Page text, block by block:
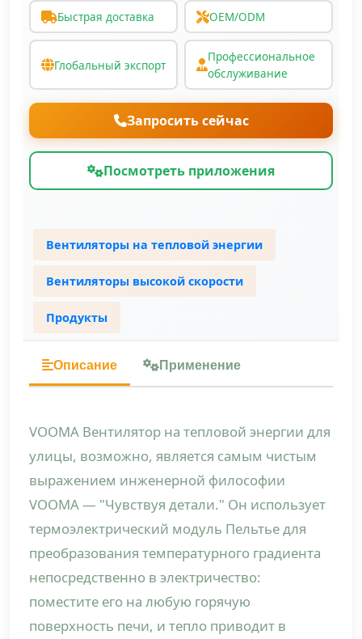
Быстрая доставка OEM/ODM
Глобальный экспорт
Профессиональное
обслуживание
Запросить сейчас
Посмотреть приложения
Вентиляторы на тепловой энергии
Вентиляторы высокой скорости
Продукты
Описание Применение
VOOMA Вентилятор на тепловой энергии для
улицы, возможно, является самым чистым
выражением инженерной философии
VOOMA — "Чувствуя детали." Он использует
термоэлектрический модуль Пельтье для
преобразования температурного градиента
непосредственно в электричество:
поместите его на любую горячую
поверхность печи, и тепло приводит в